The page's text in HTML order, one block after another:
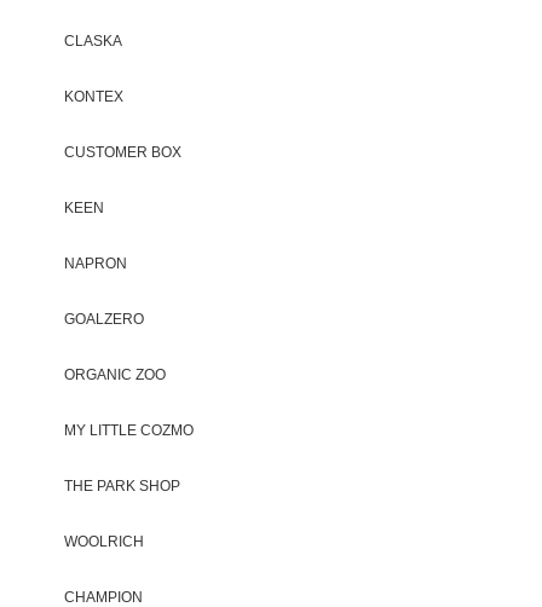
CLASKA
KONTEX
CUSTOMER BOX
KEEN
NAPRON
GOALZERO
ORGANIC ZOO
MY LITTLE COZMO
THE PARK SHOP
WOOLRICH
CHAMPION